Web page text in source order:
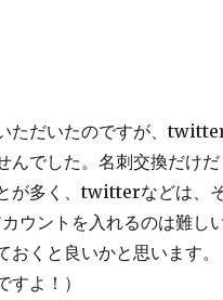
ただいたのですが、
んでした。名刺交換だけだ
が多く、twitterなどは、
ウントを入れるのは難し
くと良いかと思います。
よ！）